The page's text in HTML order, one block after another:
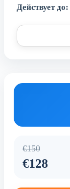
Действует до:
€150
€128